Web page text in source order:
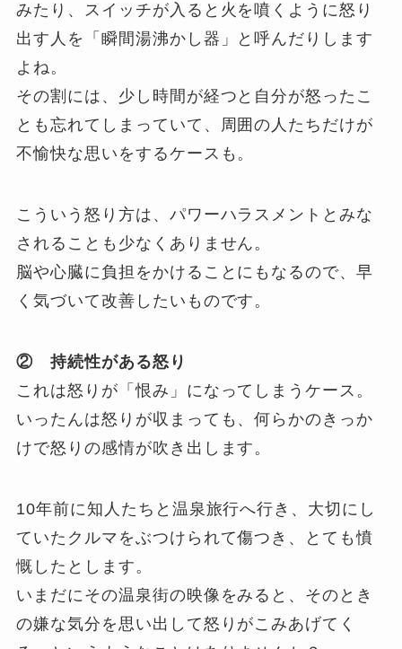
みたり、スイッチが入ると火を噴くように怒り
出す人を「瞬間湯沸かし器」と呼んだりします
よね。
その割には、少し時間が経つと自分が怒ったこ
とも忘れてしまっていて、周囲の人たちだけが
不愉快な思いをするケースも。
こういう怒り方は、パワーハラスメントとみな
されることも少なくありません。
脳や心臓に負担をかけることにもなるので、早
く気づいて改善したいものです。
② 持続性がある怒り
これは怒りが「恨み」になってしまうケース。
いったんは怒りが収まっても、何らかのきっか
けで怒りの感情が吹き出します。
10年前に知人たちと温泉旅行へ行き、大切にし
ていたクルマをぶつけられて傷つき、とても憤
慨したとします。
いまだにその温泉街の映像をみると、そのとき
の嫌な気分を思い出して怒りがこみあげてく